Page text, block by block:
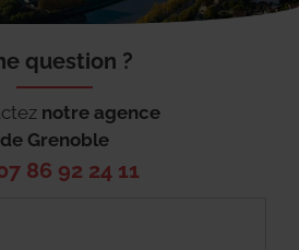
question ?
notre agence
de Grenoble
86 92 24 11